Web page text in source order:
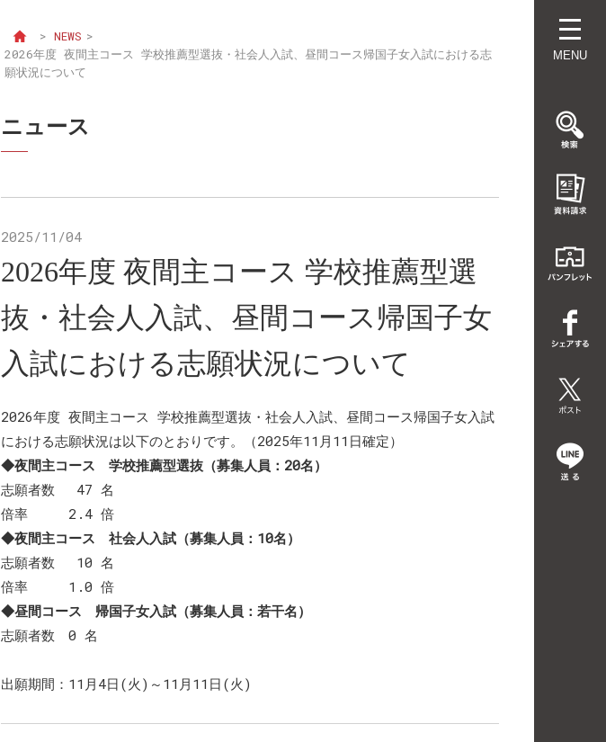
> NEWS >
2026年度 夜間主コース 学校推薦型選抜・社会人入試、昼間コース帰国子女入試における志
願状況について
ニュース
2025/11/04
2026年度 夜間主コース 学校推薦型選
抜・社会人入試、昼間コース帰国子女
入試における志願状況について
2026年度 夜間主コース 学校推薦型選抜・社会人入試、昼間コース帰国子女入試
における志願状況は以下のとおりです。（2025年11月11日確定）
◆夜間主コース 学校推薦型選抜（募集人員：20名）
志願者数 47 名
倍率 2.4 倍
◆夜間主コース 社会人入試（募集人員：10名）
志願者数 10 名
倍率 1.0 倍
◆昼間コース 帰国子女入試（募集人員：若干名）
志願者数 0 名
出願期間：11月4日(火)～11月11日(火)
MENU